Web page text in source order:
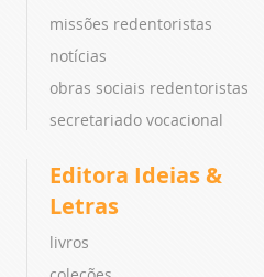
missões redentoristas
notícias
obras sociais redentoristas
secretariado vocacional
Editora Ideias &
Letras
livros